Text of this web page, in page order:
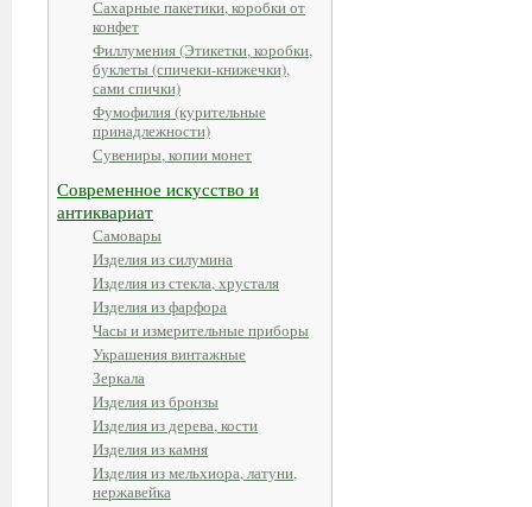
Сахарные пакетики, коробки от
конфет
Филлумения (Этикетки, коробки,
буклеты (спичеки-книжечки),
сами спички)
Фумофилия (курительные
принадлежности)
Сувениры, копии монет
Современное искусство и
антиквариат
Самовары
Изделия из силумина
Изделия из стекла, хрусталя
Изделия из фарфора
Часы и измерительные приборы
Украшения винтажные
Зеркала
Изделия из бронзы
Изделия из дерева, кости
Изделия из камня
Изделия из мельхиора, латуни,
нержавейка